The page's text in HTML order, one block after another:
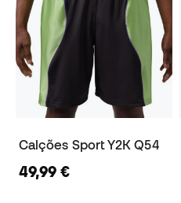
Calções Sport Y2K Q54
49,99 €